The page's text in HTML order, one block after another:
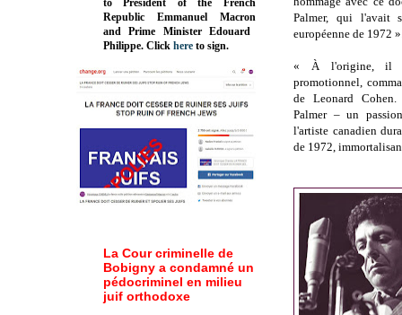
Palmer, qui l'avait
européenne de 1972
« À l'origine, il
promotionnel,
de Leonard
Palmer – un
l'artiste canadien
de 1972,
Republic Emmanuel Macron
and Prime MinisterEdouard
Philippe. Click here to sign.
La Cour criminelle de
Bobigny a condamné un
pédocriminel en milieu
juif orthodoxe